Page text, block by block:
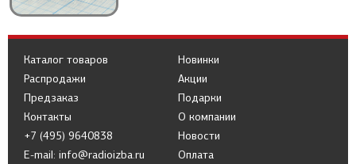
Каталог товаров
Распродажи
Предзаказ
Новинки
Акции
Подарки
Контакты
+7 (495) 9640838
E-mail: info@radioizba.ru
О компании
Новости
Оплата